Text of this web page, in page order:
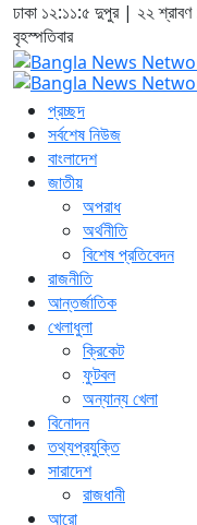
ঢাকা ১২:১১:৬ দুপুর| ২২
বৃহস্পতিবার
প্রচ্ছদ
সর্বশেষ নিউজ
বাংলাদেশ
জাতীয়
অপরাধ
অর্থনীতি
বিশেষ প্রতিবেদন
রাজনীতি
আন্তর্জাতিক
খেলাধুলা
ক্রিকেট
ফুটবল
অন্যান্য খেলা
বিনোদন
তথ্যপ্রযুক্তি
সারাদেশ
রাজধানী
আরো